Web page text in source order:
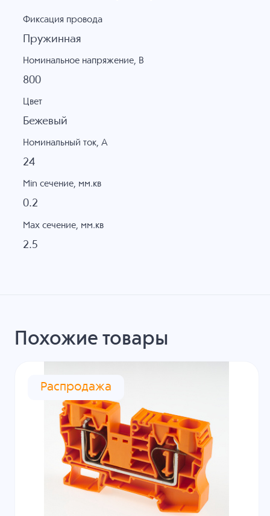
Фиксация провода
Пружинная
Номинальное напряжение, B
800
Цвет
Бежевый
Номинальный ток, А
24
Min сечение, мм.кв
0.2
Max сечение, мм.кв
2.5
Похожие товары
Распродажа